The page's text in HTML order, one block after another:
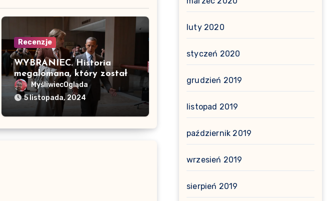
Recenzje
WYBRANIEC. Historia
megalomana, który został
prezydentem
MyśliwiecOgląda
5 listopada, 2024
luty 2020
styczeń 2020
grudzień 2019
listopad 2019
październik 2019
wrzesień 2019
sierpień 2019